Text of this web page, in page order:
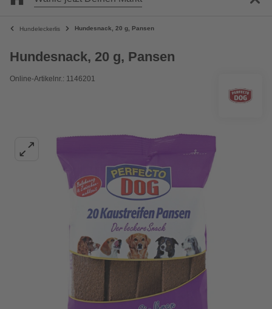
Hundeleckerlis Hundesnack, 20 g, Pansen
Hundesnack, 20 g, Pansen
Online-Artikelnr.: 1146201